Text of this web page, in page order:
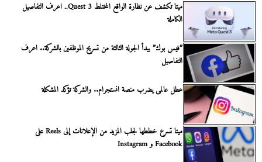
ميتا تكشف عن نظارة الواقع المختلط Quest 3.. اعرف التفاصيل
الكاملة
”فيس بوك” يبدأ الجولة الثالثة من تسريح الموظفين بالشركة.. اعرف
التفاصيل
عطل عالمى يضرب منصة انستجرام.. والشركة تؤكد المشكلة
ميتا تسرع خططها لجلب المزيد من الإعلانات إلى Reels على
Facebook و Instagram